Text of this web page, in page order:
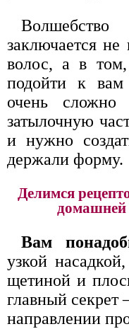
заключается не
волос, а в
подойти к вам
очень сложно
затылочную
и нужно
держали форму.
Делимся
домашней
Вам
узкой
щетиной и
главный
направлении